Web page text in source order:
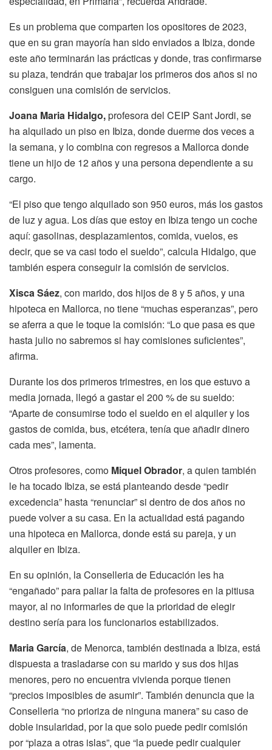
Es un problema que comparten los opositores de 2023,
que en su gran mayoría han sido enviados a Ibiza, donde
este año terminarán las prácticas y donde, tras confirmarse
su plaza, tendrán que trabajar los primeros dos años si no
consiguen una comisión de servicios.
Joana Maria Hidalgo,profesora del CEIP Sant Jordi, se
ha alquilado un piso en Ibiza, donde duerme dos veces a
la semana, y lo combina con regresos a Mallorca donde
tiene un hijo de 12 años y una persona dependiente a su
cargo.
“El piso que tengo alquilado son 950 euros, más los gastos
de luz y agua. Los días que estoy en Ibiza tengo un coche
aquí: gasolinas, desplazamientos, comida, vuelos, es
decir, que se va casi todo el sueldo”, calcula Hidalgo, que
también espera conseguir la comisión de servicios.
Xisca Sáez, con marido, dos hijos de 8 y 5 años, y una
hipoteca en Mallorca, no tiene “muchas esperanzas”, pero
se aferra a que le toque la comisión: “Lo que pasa es que
hasta julio no sabremos si hay comisiones suficientes”,
afirma.
Durante los dos primeros trimestres, en los que estuvo a
media jornada, llegó a gastar el 200 % de su sueldo:
“Aparte de consumirse todo el sueldo en el alquiler y los
gastos de comida, bus, etcétera, tenía que añadir dinero
cada mes”, lamenta.
Otros profesores, como Miquel Obrador, a quien también
le ha tocado Ibiza, se está planteando desde “pedir
excedencia” hasta “renunciar” si dentro de dos años no
puede volver a su casa. En la actualidad está pagando
una hipoteca en Mallorca, donde está su pareja, y un
alquiler en Ibiza.
En su opinión, la Conselleria de Educación les ha
“engañado” para paliar la falta de profesores en la pitiusa
mayor, al no informarles de que la prioridad de elegir
destino sería para los funcionarios estabilizados.
Maria García, de Menorca, también destinada a Ibiza, está
dispuesta a trasladarse con su marido y sus dos hijas
menores, pero no encuentra vivienda porque tienen
“precios imposibles de asumir”. También denuncia que la
Conselleria “no prioriza de ninguna manera” su caso de
doble insularidad, por la que solo puede pedir comisión
por “plaza a otras islas”, que “la puede pedir cualquier